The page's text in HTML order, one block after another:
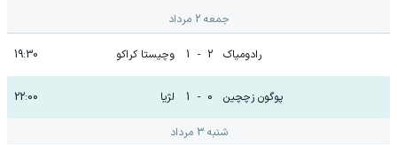
جمعه 2 مرداد
رادومیاک 2
-
1 وچیستا کراکو 19:30
پوگون زچچین 0
-
1 لژیا 22:00
شنبه 3 مرداد